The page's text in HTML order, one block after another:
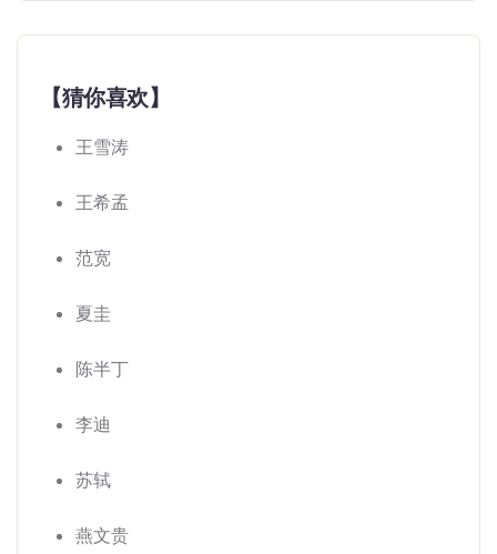
【猜你喜欢】
王雪涛
王希孟
范宽
夏圭
陈半丁
李迪
苏轼
燕文贵